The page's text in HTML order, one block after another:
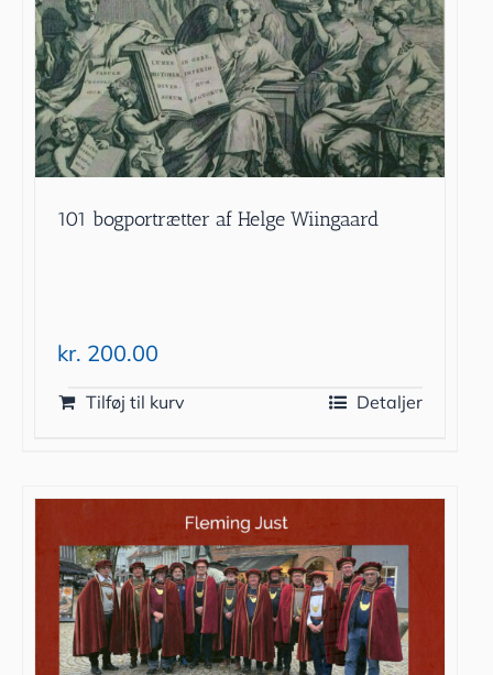
101 bogportrætter af Helge Wiingaard
kr. 200.00
Tilføj til kurv Detaljer